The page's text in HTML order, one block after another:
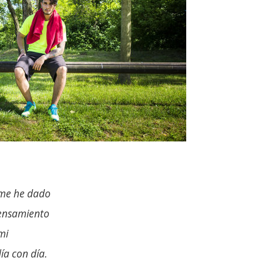
he dado
con día.